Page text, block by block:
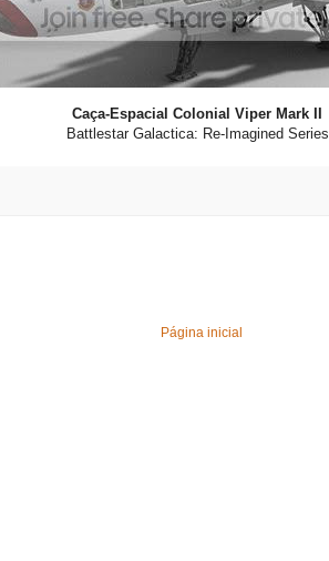
Caça-Espacial Colonial Viper Mark II
Battlestar Galactica: Re-Imagined Series
Página inicial